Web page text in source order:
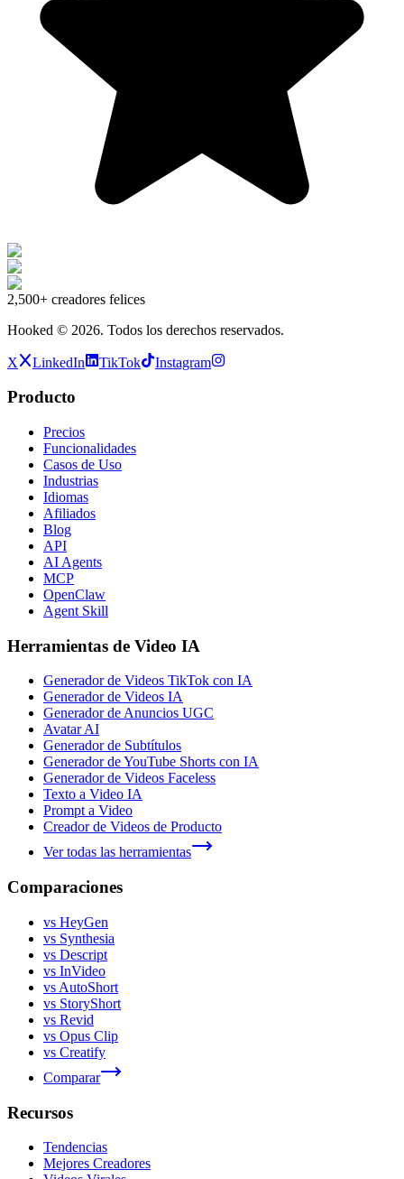
2,500+ creadores felices
Hooked © 2026. Todos los derechos reservados.
X LinkedIn TikTok Instagram
Producto
Precios
Funcionalidades
Casos de Uso
Industrias
Idiomas
Afiliados
Blog
API
AI Agents
MCP
OpenClaw
Agent Skill
Herramientas de Video IA
Generador de Videos TikTok con IA
Generador de Videos IA
Generador de Anuncios UGC
Avatar AI
Generador de Subtítulos
Generador de YouTube Shorts con IA
Generador de Videos Faceless
Texto a Video IA
Prompt a Video
Creador de Videos de Producto
Ver todas las herramientas
Comparaciones
vs HeyGen
vs Synthesia
vs Descript
vs InVideo
vs AutoShort
vs StoryShort
vs Revid
vs Opus Clip
vs Creatify
Comparar
Recursos
Tendencias
Mejores Creadores